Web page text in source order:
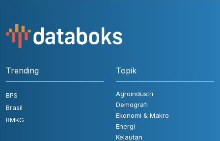
Trending
BPS
Brasil
BMKG
Topik
Agroindustri
Demografi
Ekonomi & Makro
Energi
Kelautan